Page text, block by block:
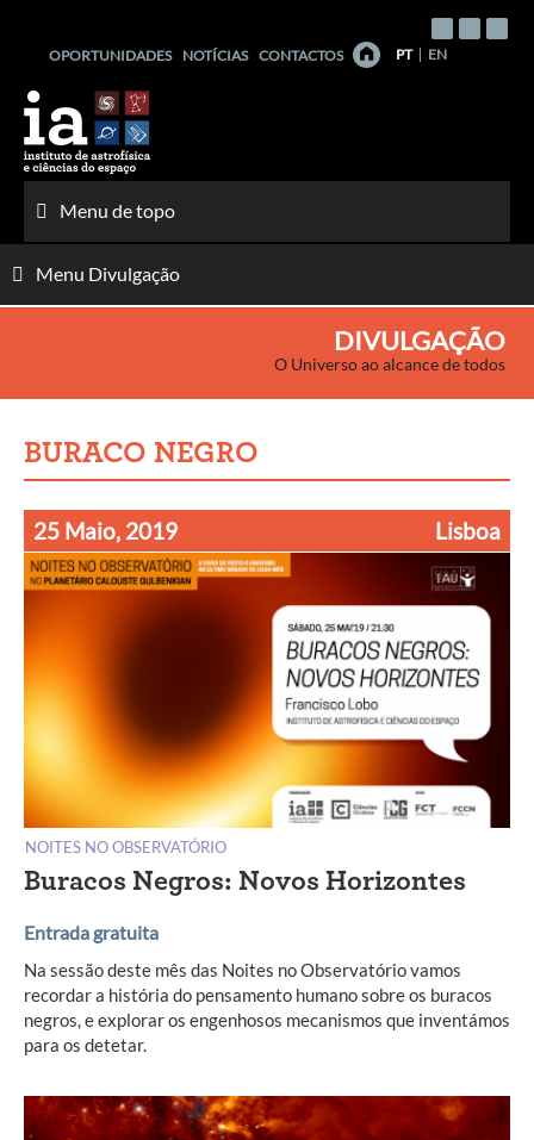
conteúdo
OPORTUNIDADES NOTÍCIAS CONTACTOS PT EN
Menu de topo
Menu Divulgação
DIVULGAÇÃO
O Universo ao alcance de todos
BURACO NEGRO
25 Maio, 2019 Lisboa
NOITES NO OBSERVATÓRIO
Buracos Negros: Novos Horizontes
Entrada gratuita
Na sessão deste mês das Noites no Observatório vamos
recordar a história do pensamento humano sobre os buracos
negros, e explorar os engenhosos mecanismos que inventámos
para os detetar.